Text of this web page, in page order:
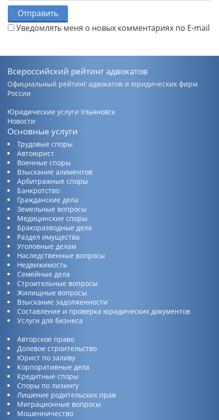
Отправить
Уведомлять меня о новых комментариях по E-mail
Всероссийский рейтинг адвокатов
Официальный рейтинг адвокатов и юридических фирм
России
Юридические услуги Ульяновск
Новости
Основные услуги
Трудовые споры
Автоюрист
Военные споры
Взыскание алиментов
Арбитражные споры
Банкротство
Гражданские дела
Земельные вопросы
Медицинские споры
Бракоразводные дела
Раздел имущества
Уголовные делам
Наследственные вопросы
Недвижимость
Семейные дела
Строительные вопросы
Жилищные вопросы
Взыскание задолженности
Составление и проверка юридических документов
Услуги для бизнеса
Авторское право
Долевое строительство
Юрист по заливу
Корпоративные дела
Кредитные споры
Споры по лизингу
Лишение родительских прав
Миграционные вопросы
Мошенничество